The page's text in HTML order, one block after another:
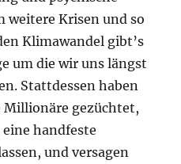
weitere Krisen und so
Klimawandel gibt’s
um die wir uns längst
Stattdessen haben
gezüchtet,
handfeste
und versagen